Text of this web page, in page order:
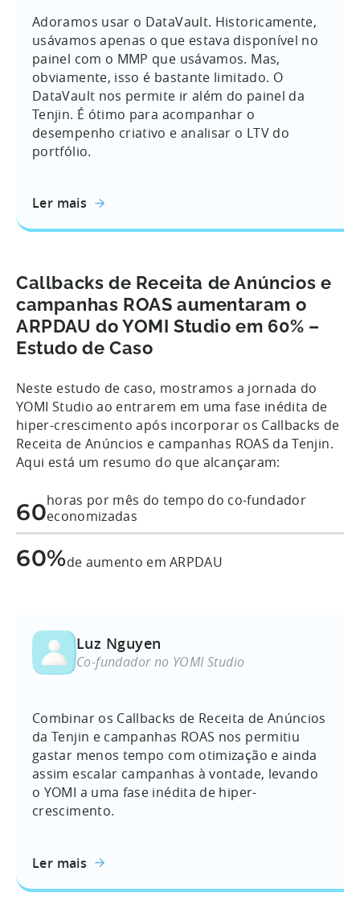
Adoramos usar o DataVault. Historicamente,
usávamos apenas o que estava disponível no
painel com o MMP que usávamos. Mas,
obviamente, isso é bastante limitado. O
DataVault nos permite ir além do painel da
Tenjin. É ótimo para acompanhar o
desempenho criativo e analisar o LTV do
portfólio.
Ler mais
Callbacks de Receita de Anúncios e
campanhas ROAS aumentaram o
ARPDAU do YOMI Studio em 60% –
Estudo de Caso
Neste estudo de caso, mostramos a jornada do
YOMI Studio ao entrarem em uma fase inédita de
hiper-crescimento após incorporar os Callbacks de
Receita de Anúncios e campanhas ROAS da Tenjin.
Aqui está um resumo do que alcançaram:
60horas por mês do tempo do co-fundador
economizadas
60%de aumento em ARPDAU
Luz Nguyen
Co-fundador no YOMI Studio
Combinar os Callbacks de Receita de Anúncios
da Tenjin e campanhas ROAS nos permitiu
gastar menos tempo com otimização e ainda
assim escalar campanhas à vontade, levando
o YOMI a uma fase inédita de hiper-
crescimento.
Ler mais